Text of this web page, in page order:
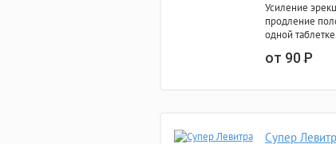
Усиление
продление
одной таблетке.
от 90Р
Супер